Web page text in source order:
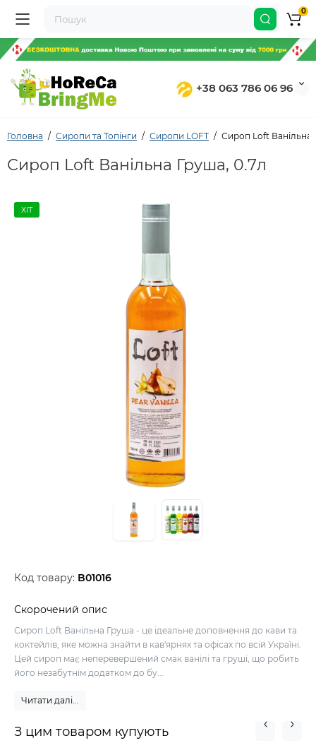
+38 063 786 06 96
0
Головна Сиропи та Топінги Сиропи LOFT Сироп Loft Ванільна
Сироп Loft Ванільна Груша, 0.7л
ХІТ
Код товару: B01016
Скорочений опис
Сироп Loft Ванільна Груша - це ідеальне доповнення до кави та
коктейлів, яке можна знайти в кав'ярнях та офісах по всій Україні.
Цей сироп має неперевершений смак ванілі та груші, що робить
його незабутнім додатком до бу...
Читати далі...
З цим товаром купують